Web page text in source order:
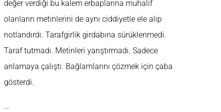
değer verdiği bu kalem erbaplarına muhalif
olanların metinlerini de aynı ciddiyetle ele alıp
notlandırdı. Tarafgirlik girdabına sürüklenmedi.
Taraf tutmadı. Metinleri yarıştırmadı. Sadece
anlamaya çalıştı. Bağlamlarını çözmek için çaba
gösterdi.
…